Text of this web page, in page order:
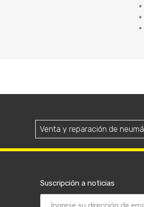
Venta y reparación de
Suscripción a noticias